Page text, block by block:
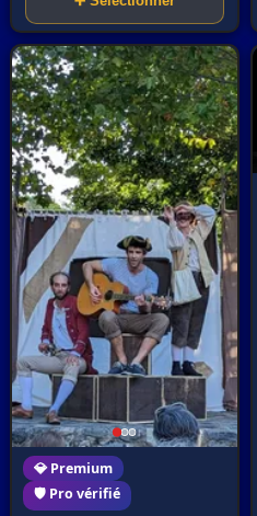
💎 Premium
🛡️ Pro vérifié